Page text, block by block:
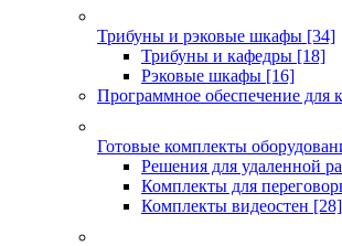
Трибуны и рэковые шкафы [34]
Трибуны и кафедры [18]
Рэковые шкафы [16]
Программное обеспечение для
Готовые комплекты
Решения для удаленной
Комплекты для
Комплекты видеостен [28]